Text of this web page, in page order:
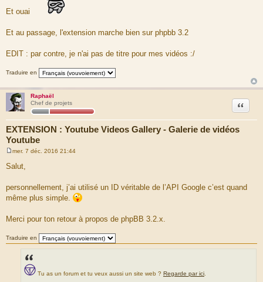
Et ouai
Et au passage, l'extension marche bien sur phpbb 3.2
EDIT : par contre, je n'ai pas de titre pour mes vidéos :/
Traduire en
Raphaël
Chef de projets
EXTENSION : Youtube Videos Gallery - Galerie de vidéos
Youtube
Citation
e
s
a
g
e
mer. 7 déc. 2016 21:44
Salut,
personnellement, j’ai utilisé un ID véritable de l’API Google c’est quand
même plus simple.
Merci pour ton retour à propos de phpBB 3.2.x.
Traduire en
Tu as un forum et tu veux aussi un site web ? Regarde par ici